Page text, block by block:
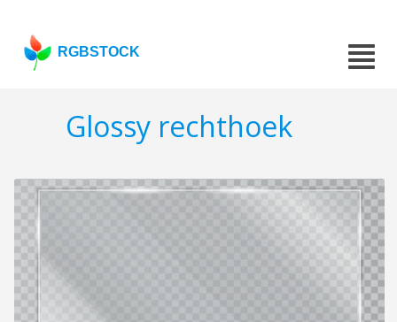
RGBSTOCK
Glossy rechthoek